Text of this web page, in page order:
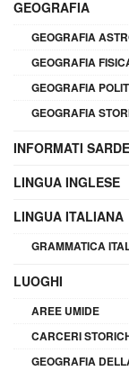
GEOGRAFIA
GEOGRAFIA
GEOGRAFIA
GEOGRAFIA
GEOGRAFIA
INFORMATI
LINGUA INGLESE
LINGUA ITALIANA
GRAMMATICA
LUOGHI
AREE UMIDE
CARCERI
GEOGRAFIA